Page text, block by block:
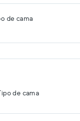
de cama
de cama